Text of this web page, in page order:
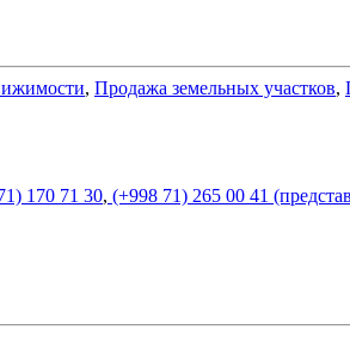
, Продажа земельных участков,
170 71 30, (+998 71) 265 00 41